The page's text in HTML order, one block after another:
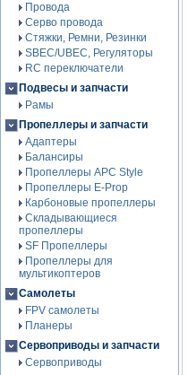
Провода
Серво провода
Стяжки, Ремни, Резинки
SBEC/UBEC, Регуляторы
RC переключатели
Подвесы и запчасти
Рамы
Пропеллеры и запчасти
Адаптеры
Балансиры
Пропеллеры APC Style
Пропеллеры E-Prop
Карбоновые пропеллеры
Складывающиеся
пропеллеры
SF Пропеллеры
Пропеллеры для
мультикоптеров
Самолеты
FPV самолеты
Планеры
Сервоприводы и запчасти
Сервоприводы